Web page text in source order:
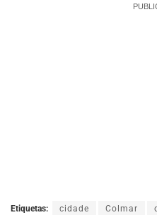
Etiquetas: cidade Colmar